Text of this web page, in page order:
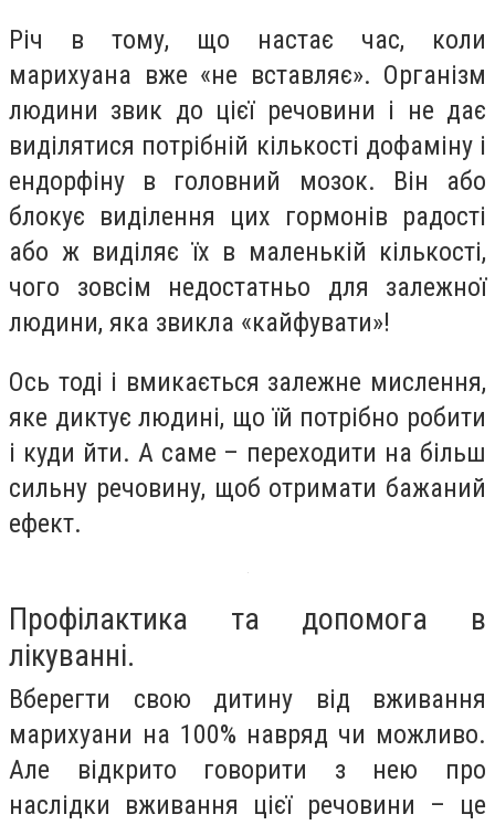
Річ в тому, що настає час, коли
марихуана вже «не вставляє». Організм
людини звик до цієї речовини і не дає
виділятися потрібній кількості дофаміну і
ендорфіну в головний мозок. Він або
блокує виділення цих гормонів радості
або ж виділяє їх в маленькій кількості,
чого зовсім недостатньо для залежної
людини, яка звикла «кайфувати»!
Ось тоді і вмикається залежне мислення,
яке диктує людині, що їй потрібно робити
і куди йти. А саме – переходити на більш
сильну речовину, щоб отримати бажаний
ефект.
Профілактика та допомога в
лікуванні.
Вберегти свою дитину від вживання
марихуани на 100% навряд чи можливо.
Але відкрито говорити з нею про
наслідки вживання цієї речовини – це